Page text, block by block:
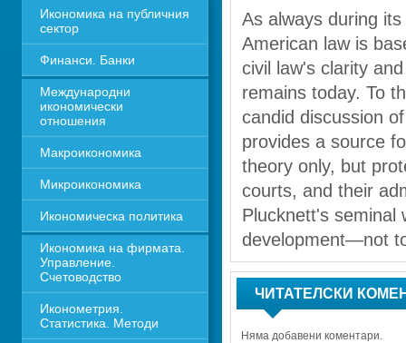
Икономика на публичния
сектор
Финанси. Банки
Международни
икономически
отношения
Макроикономика
Микроикономика
Икономическа политика
Икономика на фирмата.
Управление.
Счетоводство
Иконометрия.
Статистика. Методи
As always during
American law is
civil law's clarity
remains today. To
candid discussion
provides a source
theory only, but
courts, and their
Plucknett's seminal
development—not
ЧИТАТЕЛСКИ
Няма добавени коментари.